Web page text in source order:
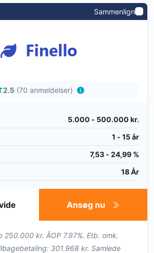
Sammenlign
2.5 (70 anmeldelser)
5.000 - 500.000 kr.
1 - 15 år
7,53 - 24,99 %
18 År
Ansøg nu
250.000 kr. ÅOP 7.97%. Etb. omk.
301.968 kr. Samlede